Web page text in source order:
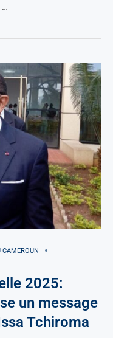
…
CAMEROUN
2025:
un message
Tchiroma